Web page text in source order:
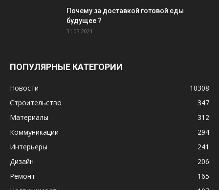
Почему за доставкой готовой еды
будущее ?
31.03.2021
ПОПУЛЯРНЫЕ КАТЕГОРИИ
Новости
10308
Строительство
347
Материалы
312
Коммуникации
294
Интерьеры
241
Дизайн
206
Ремонт
165